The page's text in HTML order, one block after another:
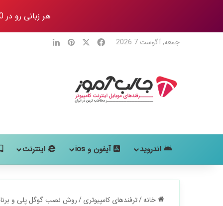
هر زبانی رو در 80 روز
جمعه, آگوست 7 2026 فیس بوک‫پین‌ترست
لینکدین
اندروید آیفون و ios اینترنت
خانه/ترفندهای کامپیوتری/روش نصب گوگل پلی و